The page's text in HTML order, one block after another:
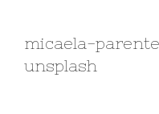
micaela-
unsplash